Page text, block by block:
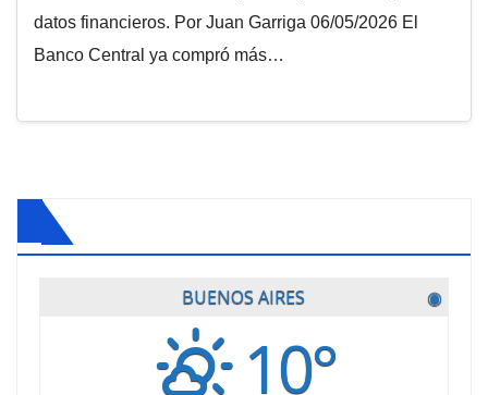
datos financieros. Por Juan Garriga 06/05/2026 El
Banco Central ya compró más…
BUENOS AIRES ◉
10°